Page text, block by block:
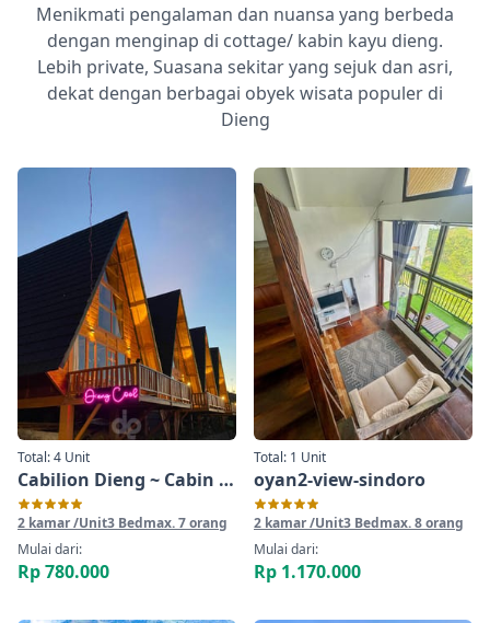
Menikmati pengalaman dan nuansa yang berbeda
dengan menginap di cottage/ kabin kayu dieng.
Lebih private, Suasana sekitar yang sejuk dan asri,
dekat dengan berbagai obyek wisata populer di
Dieng
Total: 4 Unit
Cabilion Dieng ~ Cabin 3 Bed dekat Candi Arjuna
2 kamar /Unit3 Bedmax. 7 orang
Mulai dari:
Rp 780.000
Total: 1 Unit
oyan2-view-sindoro
2 kamar /Unit3 Bedmax. 8 orang
Mulai dari:
Rp 1.170.000